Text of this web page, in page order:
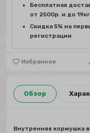
Избранное
Бесплатная
от 2500р. и до
Скидка 5% на
регистрации
Обзор
Внутренняя кормушка